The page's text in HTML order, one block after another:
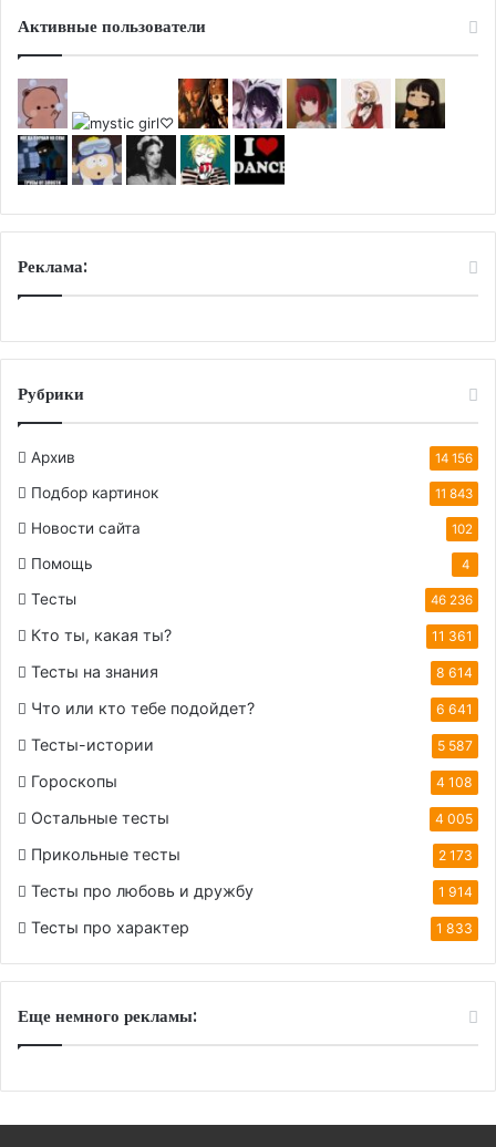
Активные пользователи
Реклама:
Рубрики
Архив 14 156
Подбор картинок 11 843
Новости сайта 102
Помощь 4
Тесты 46 236
Кто ты, какая ты? 11 361
Тесты на знания 8 614
Что или кто тебе подойдет? 6 641
Тесты-истории 5 587
Гороскопы 4 108
Остальные тесты 4 005
Прикольные тесты 2 173
Тесты про любовь и дружбу 1 914
Тесты про характер 1 833
Еще немного рекламы: